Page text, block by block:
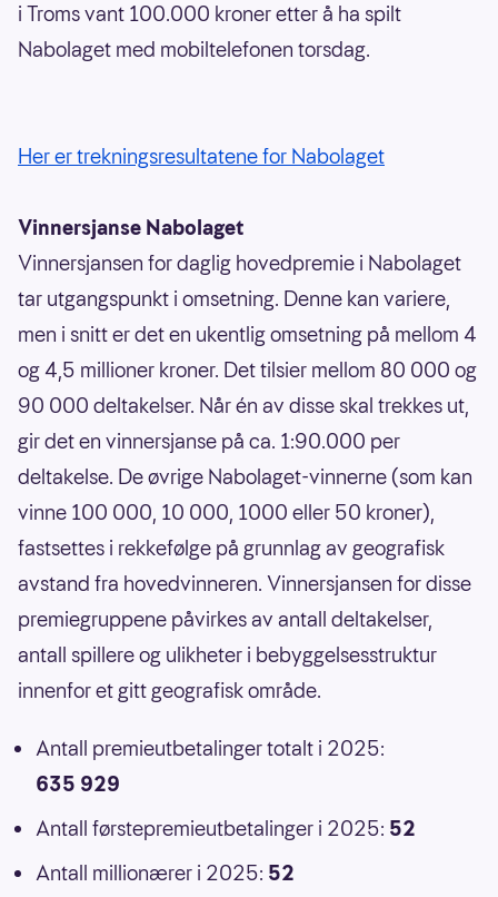
i Troms vant 100.000 kroner etter å ha spilt
Nabolaget med mobiltelefonen torsdag.
Her er trekningsresultatene for Nabolaget
Vinnersjanse Nabolaget
Vinnersjansen for daglig hovedpremie i Nabolaget
tar utgangspunkt i omsetning. Denne kan variere,
men i snitt er det en ukentlig omsetning på mellom 4
og 4,5 millioner kroner. Det tilsier mellom 80 000 og
90 000 deltakelser. Når én av disse skal trekkes ut,
gir det en vinnersjanse på ca. 1:90.000 per
deltakelse. De øvrige Nabolaget-vinnerne (som kan
vinne 100 000, 10 000, 1000 eller 50 kroner),
fastsettes i rekkefølge på grunnlag av geografisk
avstand fra hovedvinneren. Vinnersjansen for disse
premiegruppene påvirkes av antall deltakelser,
antall spillere og ulikheter i bebyggelsesstruktur
innenfor et gitt geografisk område.
Antall premieutbetalinger totalt i 2025:
635 929
Antall førstepremieutbetalinger i 2025: 52
Antall millionærer i 2025: 52